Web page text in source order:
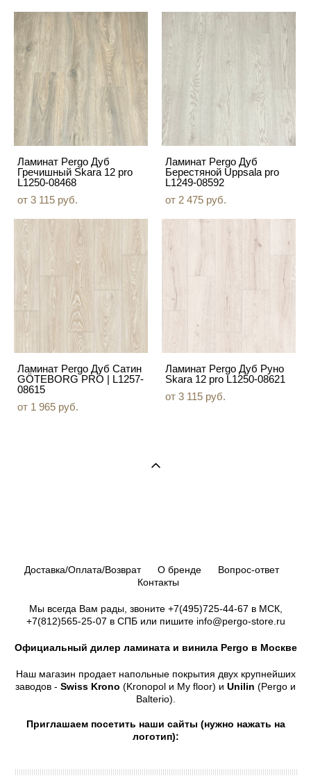
Ламинат Pergo Дуб
Гречишный Skara 12 pro
L1250-08468
от 3 115 pуб.
Ламинат Pergo Дуб
Берестяной Uppsala pro
L1249-08592
от 2 475 pуб.
Ламинат Pergo Дуб Сатин
GÖTEBORG PRO | L1257-
08615
от 1 965 pуб.
Ламинат Pergo Дуб Руно
Skara 12 pro L1250-08621
от 3 115 pуб.
Доставка/Оплата/Возврат О бренде
Вопрос-ответ
Контакты
Мы всегда Вам рады, звоните +7(495)725-44-67 в МСК,
+7(812)565-25-07 в СПБ или пишите info@pergo-store.ru
Официальный дилер ламината и винила Pergo в Москве
Наш магазин продает напольные покрытия двух крупнейших
заводов - Swiss Krono (Kronopol и My floor) и Unilin (Pergo и
Balterio).
Приглашаем посетить наши сайты (нужно нажать на
логотип):